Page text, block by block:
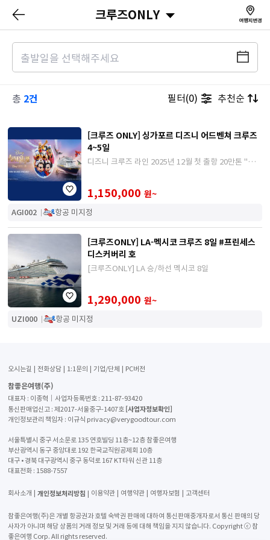
크루즈ONLY
총 2건 추천순
필터(0)
[크루즈 ONLY] 싱가포르 디즈니 어드벤쳐 크루즈
4~5일
디즈니 크루즈 라인 2025년 12월 첫 출항 20만톤 "디즈
1,150,000 원~
AGI002 항공 미지정
[크루즈ONLY] LA-멕시코 크루즈 8일 #프린세스
디스커버리 호
[크루즈ONLY] LA 승/하선 멕시코 8일
1,290,000 원~
UZI000 항공 미지정
오시는길 전화상담 1:1문의 기업/단체 PC버전
참좋은여행(주)
대표자 : 이종혁│사업자등록번호 : 211-87-93420
통신판매업신고 : 제2017-서울중구-1407호 [사업자정보확인]
개인정보관리 책임자 : 이규식 privacy@verygoodtour.com
서울특별시 중구 서소문로 135 연호빌딩 11층~12층 참좋은여행
부산광역시 동구 중앙대로 192 한국교직원공제회 10층
대구 • 경북 대구광역시 중구 동덕로 167 KT타워 신관 11층
대표전화 : 1588-7557
회사소개 개인정보처리방침 이용약관 여행약관 여행자보험 고객센터
참좋은여행(주)은 개별 항공권과 호텔 숙박권 판매에 대하여 통신판매중개자로서 통신 판매의 당
사자가 아니며 해당 상품의 거래 정보 및 거래 등에 대해 책임을 지지 않습니다. Copyright ⓒ 참
좋은여행 Corp. All rights reserved.